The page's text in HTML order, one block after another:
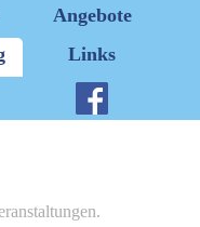
Angebote
Links